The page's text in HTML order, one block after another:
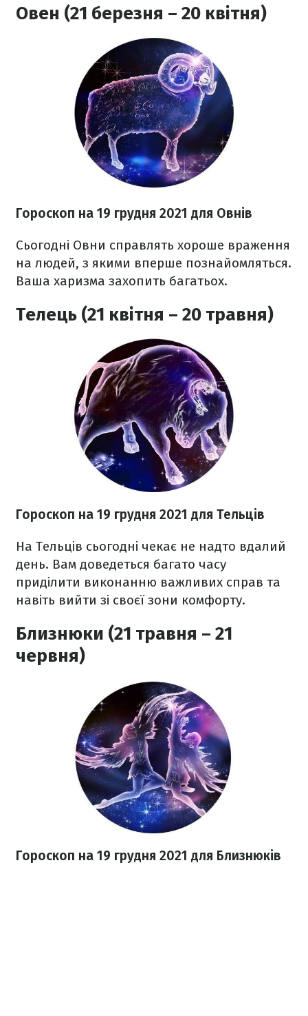
Овен (21 березня – 20 квітня)
Гороскоп на 19 грудня 2021 для Овнів
Сьогодні Овни справлять хороше враження
на людей, з якими вперше познайомляться.
Ваша харизма захопить багатьох.
Телець (21 квітня – 20 травня)
Гороскоп на 19 грудня 2021 для Тельців
На Тельців сьогодні чекає не надто вдалий
день. Вам доведеться багато часу
приділити виконанню важливих справ та
навіть вийти зі своєї зони комфорту.
Близнюки (21 травня – 21
червня)
Гороскоп на 19 грудня 2021 для Близнюків